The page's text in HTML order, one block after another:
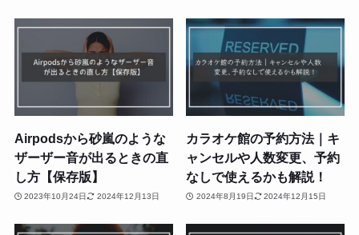
Airpodsから砂嵐のような
ザーザー音が出るときの直
し方【保存版】
2023年10月24日 2024年12月13日
カラオケ館の予約方法｜キ
ャンセルや人数変更、予約
なしで使えるかも解説！
2024年8月19日 2024年12月15日